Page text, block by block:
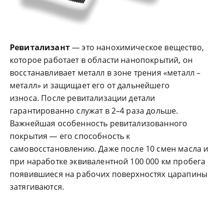
Ревитализант— это нанохимическое вещество,
которое работает в области нанопокрытий, он
восстанавливает металл в зоне трения «металл –
металл» и защищает его от дальнейшего
износа. После ревитализации детали
гарантированно служат в 2–4 раза дольше.
Важнейшая особенность ревитализованного
покрытия — его способность к
самовосстановлению. Даже после 10 смен масла и
при наработке эквивалентной 100 000 км пробега
появившиеся на рабочих поверхностях царапины
затягиваются.